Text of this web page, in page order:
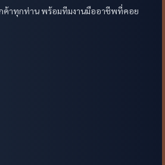
ค้าทุกท่าน พร้อมทีมงานมืออาชีพที่คอย